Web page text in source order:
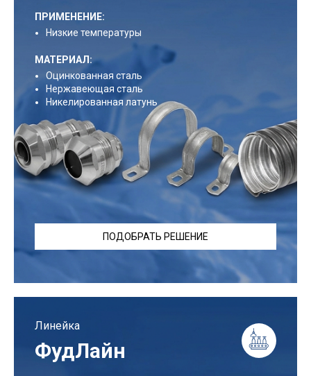
ПРИМЕНЕНИЕ:
Низкие температуры
МАТЕРИАЛ:
Оцинкованная сталь
Нержавеющая сталь
Никелированная латунь
ПОДОБРАТЬ РЕШЕНИЕ
Линейка
ФудЛайн